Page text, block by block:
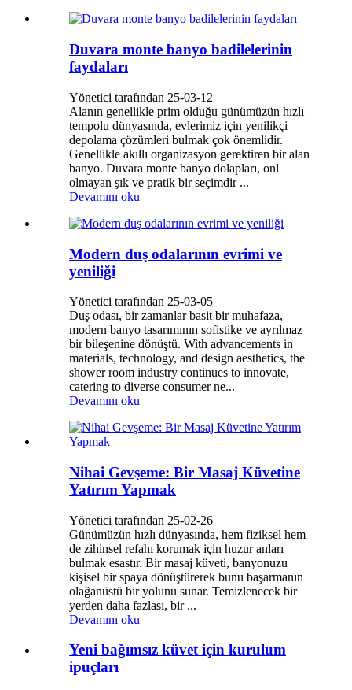
Duvara monte banyo badilelerinin
faydaları
Yönetici tarafından 25-03-12
Alanın genellikle prim olduğu günümüzün hızlı
tempolu dünyasında, evlerimiz için yenilikçi
depolama çözümleri bulmak çok önemlidir.
Genellikle akıllı organizasyon gerektiren bir alan
banyo. Duvara monte banyo dolapları, onl
olmayan şık ve pratik bir seçimdir ...
Devamını oku
Modern duş odalarının evrimi ve
yeniliği
Yönetici tarafından 25-03-05
Duş odası, bir zamanlar basit bir muhafaza,
modern banyo tasarımının sofistike ve ayrılmaz
bir bileşenine dönüştü. With advancements in
materials, technology, and design aesthetics, the
shower room industry continues to innovate,
catering to diverse consumer ne...
Devamını oku
Nihai Gevşeme: Bir Masaj Küvetine
Yatırım Yapmak
Yönetici tarafından 25-02-26
Günümüzün hızlı dünyasında, hem fiziksel hem
de zihinsel refahı korumak için huzur anları
bulmak esastır. Bir masaj küveti, banyonuzu
kişisel bir spaya dönüştürerek bunu başarmanın
olağanüstü bir yolunu sunar. Temizlenecek bir
yerden daha fazlası, bir ...
Devamını oku
Yeni bağımsız küvet için kurulum
ipuçları